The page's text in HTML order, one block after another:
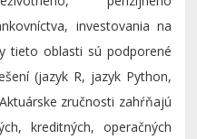
investovania na
tieto oblasti sú podporené
(jazyk R, jazyk Python,
Aktuárske zručnosti zahŕňajú
kreditných, operačných